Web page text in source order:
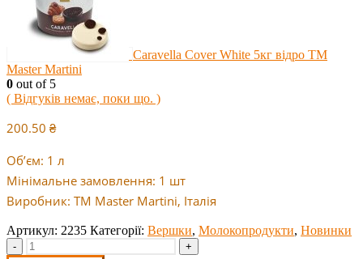
Caravella Cover White 5кг відро ТМ
Master Martini
0 out of 5
( Відгуків немає, поки що. )
200.50 ₴
Об’єм: 1 л
Мінімальне замовлення: 1 шт
Виробник: ТМ Master Martini, Італія
Артикул: 2235 Категорії: Вершки, Молокопродукти, Новинки
-
+